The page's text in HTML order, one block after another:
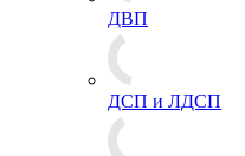
ДВП
ДСП и ЛДСП